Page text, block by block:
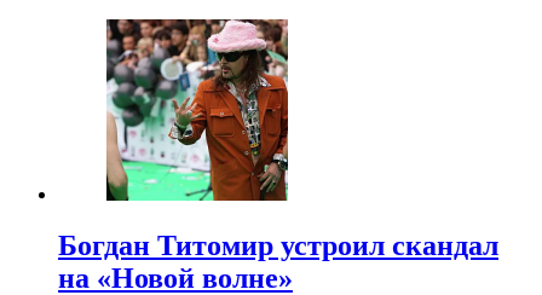
Богдан Титомир устроил скандал
на «Новой волне»